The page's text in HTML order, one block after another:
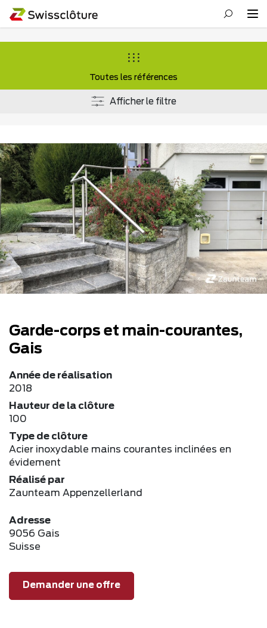
Toutes les références
Afficher le filtre
Garde-corps et main-courantes,
Gais
Année de réalisation
2018
Hauteur de la clôture
100
Type de clôture
Acier inoxydable mains courantes inclinées en
évidement
Réalisé par
Zaunteam Appenzellerland
Adresse
9056 Gais
Suisse
Demander une offre